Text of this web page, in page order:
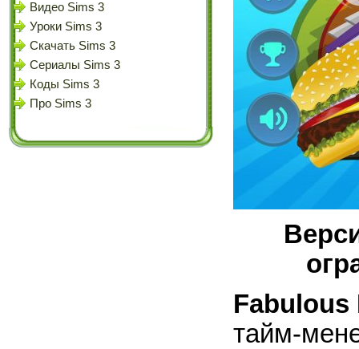
Видео Sims 3
Уроки Sims 3
Скачать Sims 3
Сериалы Sims 3
Коды Sims 3
Про Sims 3
Fabulous
тайм-